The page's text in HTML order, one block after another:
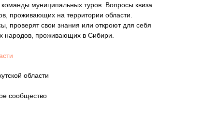
муниципальных туров. Вопросы квиза
проживающих на территории области.
проверят свои знания или откроют для себя
народов, проживающих в Сибири.
области
сообщество